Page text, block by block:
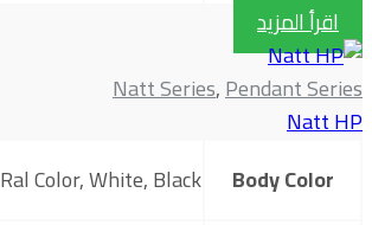
اقرأ المزيد
Natt Series,Pendant Series
Natt HP
Body Color
Ral Color, White, Black